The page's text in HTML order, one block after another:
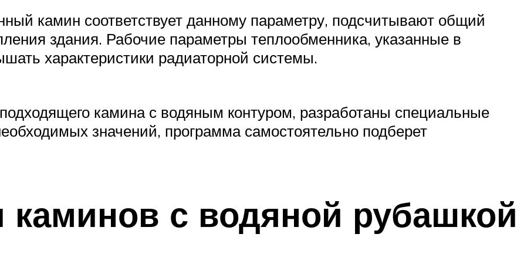
камин соответствует данному параметру, подсчитывают общий
здания. Рабочие параметры теплообменника, указанные в
характеристики радиаторной системы.
камина с водяным контуром, разработаны специальные
значений, программа самостоятельно подберет
каминов с водяной рубашкой